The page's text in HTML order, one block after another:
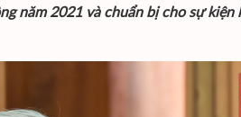
năm 2021 và chuẩn bị cho sự kiện